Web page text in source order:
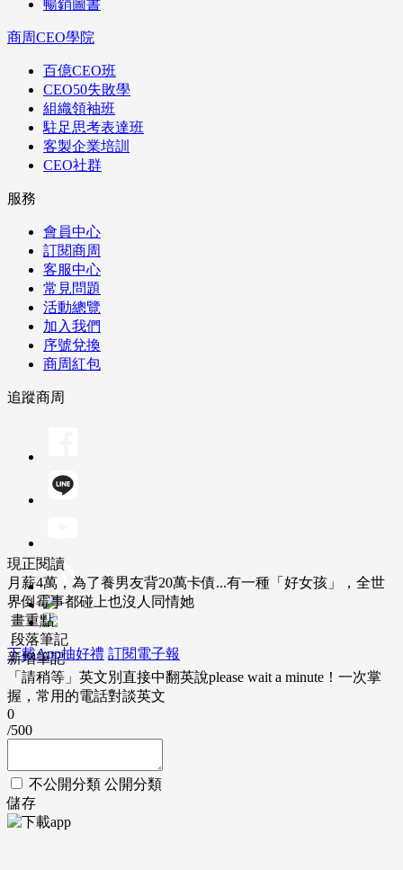
暢銷圖書
商周CEO學院
百億CEO班
CEO50失敗學
組織領袖班
駐足思考表達班
客製企業培訓
CEO社群
服務
會員中心
訂閱商周
客服中心
常見問題
活動總覽
加入我們
序號兌換
商周紅包
追蹤商周
下載App抽好禮 訂閱電子報
現正閱讀
月薪4萬，為了養男友背20萬卡債...有一種「好女孩」，全世
界倒霉事都碰上也沒人同情她
畫重點
段落筆記
新增筆記
「請稍等」英文別直接中翻英說please wait a minute！一次掌
握，常用的電話對談英文
0
/500
不公開分類 公開分類
儲存